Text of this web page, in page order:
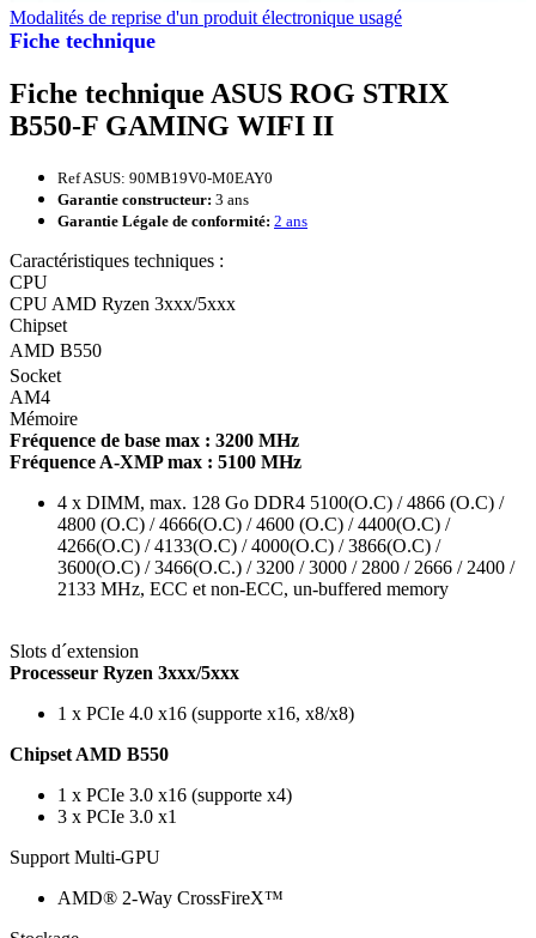
Fiche technique
Modalités de reprise d'un produit électronique usagé
Fiche technique ASUS ROG STRIX
B550-F GAMING WIFI II
Ref ASUS: 90MB19V0-M0EAY0
Garantie constructeur: 3 ans
Garantie Légale de conformité: 2 ans
Caractéristiques techniques :
CPU
CPU AMD Ryzen 3xxx/5xxx
Chipset
AMD B550
Socket
AM4
Mémoire
Fréquence de base max : 3200 MHz
Fréquence A-XMP max : 5100 MHz
4 x DIMM, max. 128 Go DDR4 5100(O.C) / 4866 (O.C) /
4800 (O.C) / 4666(O.C) / 4600 (O.C) / 4400(O.C) /
4266(O.C) / 4133(O.C) / 4000(O.C) / 3866(O.C) /
3600(O.C) / 3466(O.C.) / 3200 / 3000 / 2800 / 2666 / 2400 /
2133 MHz, ECC et non-ECC, un-buffered memory
Slots d´extension
Processeur Ryzen 3xxx/5xxx
1 x PCIe 4.0 x16 (supporte x16, x8/x8)
Chipset AMD B550
1 x PCIe 3.0 x16 (supporte x4)
3 x PCIe 3.0 x1
Support Multi-GPU
AMD® 2-Way CrossFireX™